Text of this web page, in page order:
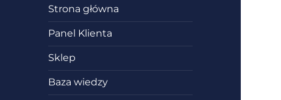
Strona główna
Panel Klienta
Sklep
Baza wiedzy